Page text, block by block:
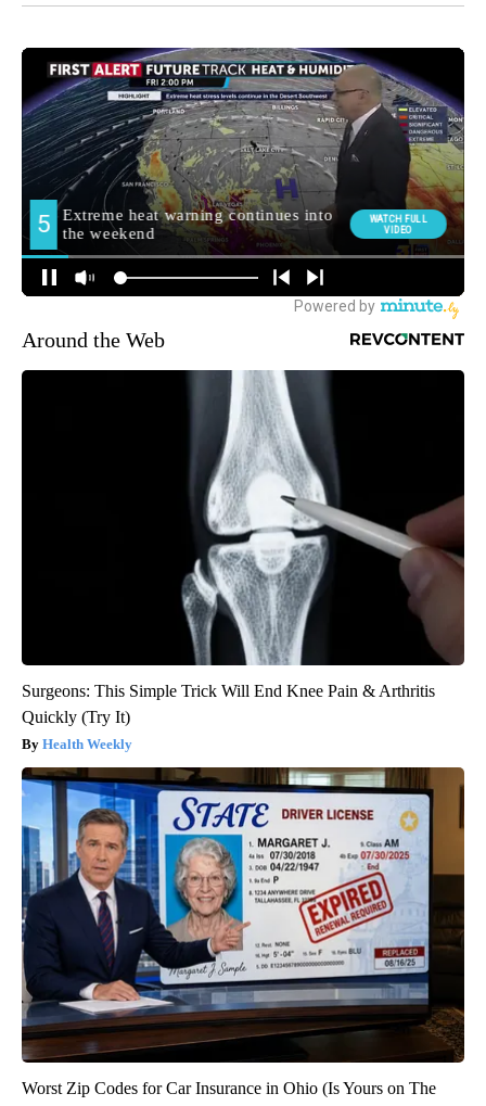
Around the Web
Surgeons: This Simple Trick Will End Knee Pain & Arthritis
Quickly (Try It)
Health Weekly
Worst Zip Codes for Car Insurance in Ohio (Is Yours on The